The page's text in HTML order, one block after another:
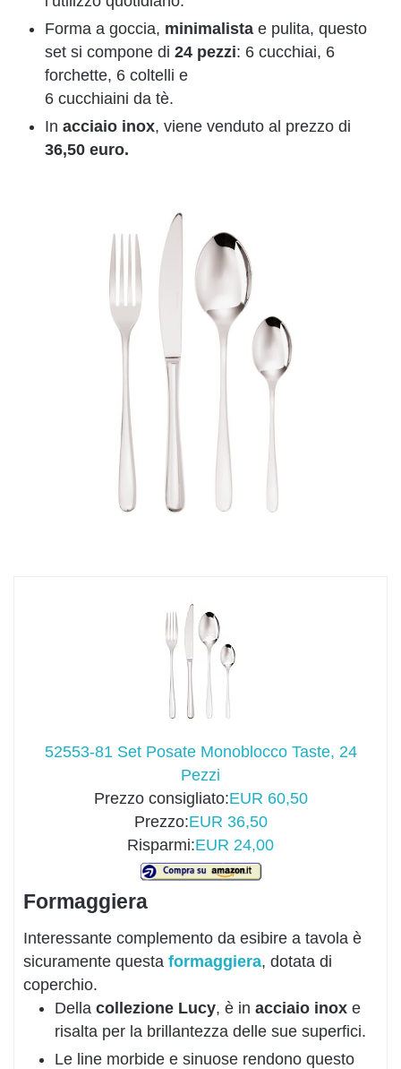
Forma a goccia, minimalista e pulita, questo
set si compone di 24 pezzi: 6 cucchiai, 6
forchette, 6 coltelli e
6 cucchiaini da tè.
In acciaio inox, viene venduto al prezzo di
36,50 euro.
52553-81 Set Posate Monoblocco Taste, 24
Pezzi
Prezzo consigliato:EUR 60,50
Prezzo:EUR 36,50
Risparmi:EUR 24,00
Formaggiera
Interessante complemento da esibire a tavola è
sicuramente questa formaggiera, dotata di
coperchio.
Della collezione Lucy, è in acciaio inox e
risalta per la brillantezza delle sue superfici.
Le line morbide e sinuose rendono questo